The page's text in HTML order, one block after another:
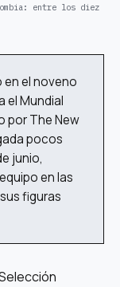
entre los diez
en el noveno
el Mundial
por The New
pocos
junio,
en las
figuras